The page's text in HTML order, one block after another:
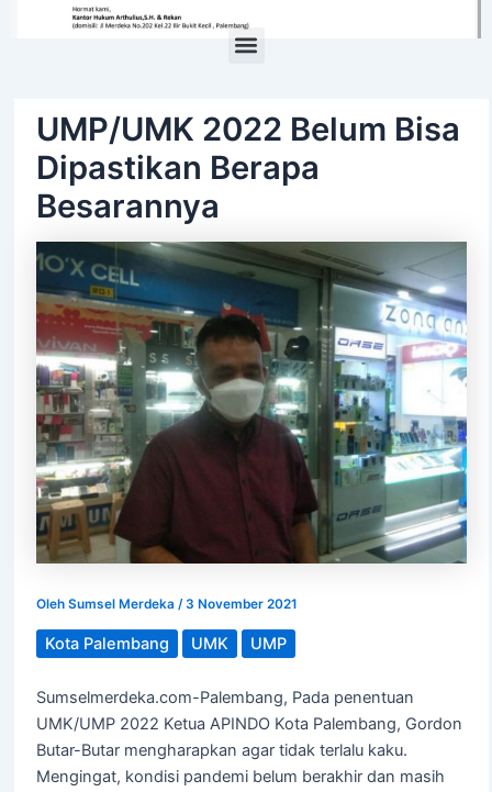
UMP/UMK 2022 Belum Bisa
Dipastikan Berapa
Besarannya
Oleh Sumsel Merdeka /3 November 2021
Kota Palembang UMK UMP
Sumselmerdeka.com-Palembang, Pada penentuan
UMK/UMP 2022 Ketua APINDO Kota Palembang, Gordon
Butar-Butar mengharapkan agar tidak terlalu kaku.
Mengingat, kondisi pandemi belum berakhir dan masih